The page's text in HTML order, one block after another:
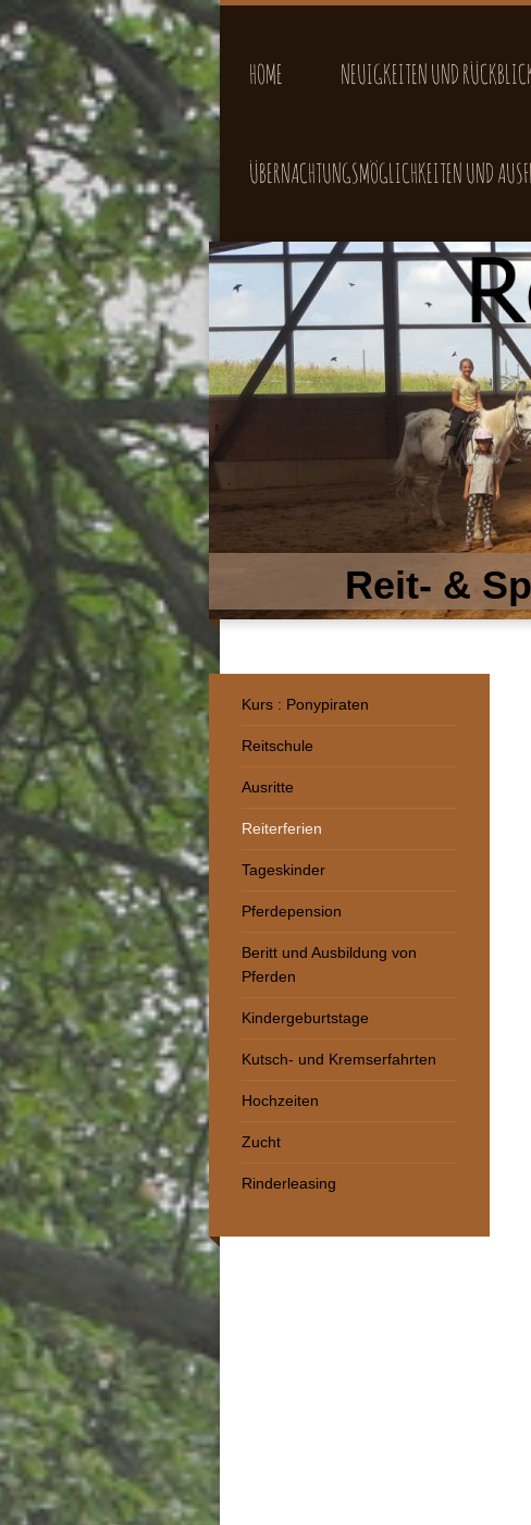
HOME NEUIGKEITEN UND
ÜBERNACHTUNGSMÖGLICHKEITEN UND
Reit- &
Kurs : Ponypiraten
Reitschule
Ausritte
Reiterferien
Tageskinder
Pferdepension
Beritt und Ausbildung von
Pferden
Kindergeburtstage
Kutsch- und Kremserfahrten
Hochzeiten
Zucht
Rinderleasing